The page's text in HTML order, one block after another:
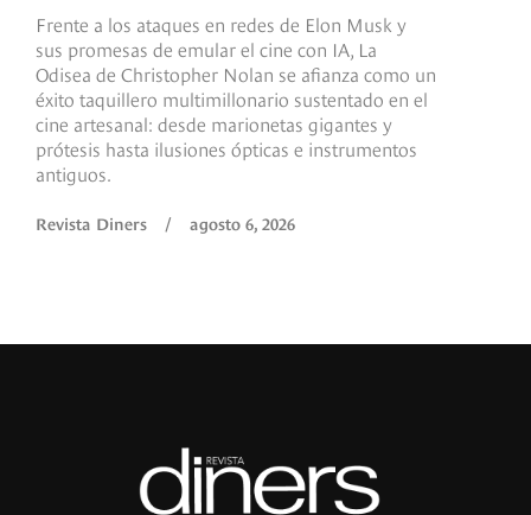
Frente a los ataques en redes de Elon Musk y
sus promesas de emular el cine con IA, La
Odisea de Christopher Nolan se afianza como un
éxito taquillero multimillonario sustentado en el
cine artesanal: desde marionetas gigantes y
prótesis hasta ilusiones ópticas e instrumentos
antiguos.
Revista Diners / agosto 6, 2026